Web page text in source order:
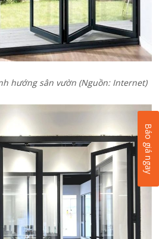
hướng sân vườn (Nguồn: Internet)
Báo giá ngay